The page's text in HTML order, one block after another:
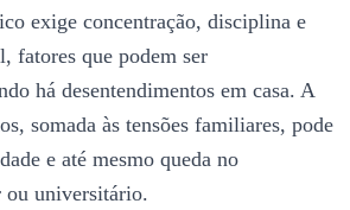
exige concentração, disciplina e
fatores que podem ser
há desentendimentos em casa. A
somada às tensões familiares, pode
e até mesmo queda no
ou universitário.